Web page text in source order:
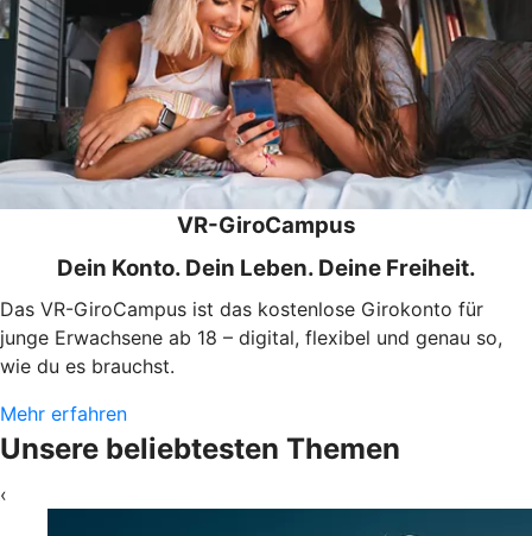
VR-GiroCampus
Dein Konto. Dein Leben. Deine Freiheit.
Das VR-GiroCampus ist das kostenlose Girokonto für
junge Erwachsene ab 18 – digital, flexibel und genau so,
wie du es brauchst.
Mehr erfahren
Unsere beliebtesten Themen
‹